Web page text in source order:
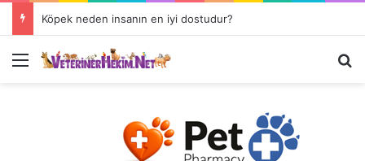
Köpek neden insanın en iyi dostudur?